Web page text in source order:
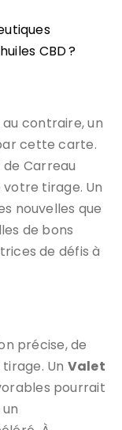
CBD ?
contraire, un
cette carte.
Carreau
tirage. Un
nouvelles que
de bons
de défis à
précise, de
Un Valet
pourrait